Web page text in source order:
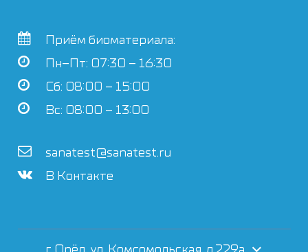
Приём биоматериала:
Пн–Пт: 07:30 – 16:30
Сб: 08:00 – 15:00
Вс: 08:00 – 13:00
sanatest@sanatest.ru
В Контакте